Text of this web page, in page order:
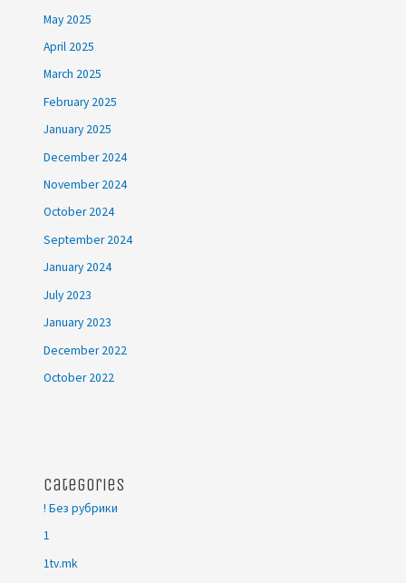
May 2025
April 2025
March 2025
February 2025
January 2025
December 2024
November 2024
October 2024
September 2024
January 2024
July 2023
January 2023
December 2022
October 2022
Categories
! Без рубрики
1
1tv.mk